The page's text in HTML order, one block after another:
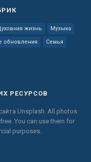
жизнь Музыка
обновления Семья
РЕСУРСОВ
Unsplash. All photos
You can use them for
purposes.